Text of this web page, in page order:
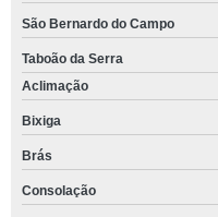
São Bernardo do Campo
Taboão da Serra
Aclimação
Bixiga
Brás
Consolação